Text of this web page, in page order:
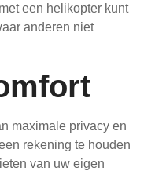
een helikopter kunt
anderen niet
maximale privacy en
rekening te houden
van uw eigen